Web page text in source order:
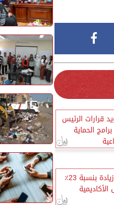
قرارات الرئيس
الحماية
إل جي مصر تعلن زيادة بنسبة 23٪